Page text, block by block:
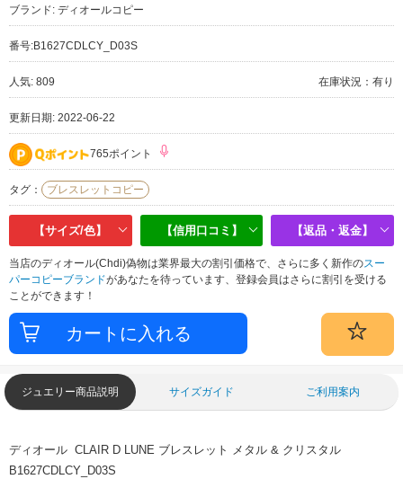
ブランド: ディオールコピー
番号:B1627CDLCY_D03S
人気: 809 在庫状況：有り
更新日期: 2022-06-22
765ポイント
タグ： ブレスレットコピー
【サイズ/色】 【信用口コミ】 【返品・返金】
当店のディオール(Chdi)偽物は業界最大の割引価格で、さらに多く新作のスー
パーコピーブランドがあなたを待っています、登録会員はさらに割引を受ける
ことができます！
ジュエリー商品説明 サイズガイド ご利用案内
ディオール CLAIR D LUNE ブレスレット メタル & クリスタル
B1627CDLCY_D03S